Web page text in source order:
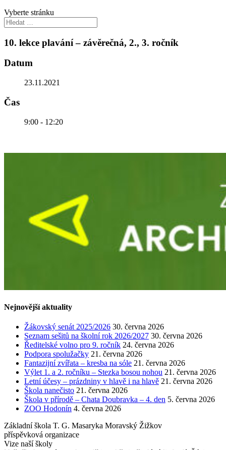
Vyberte stránku
10. lekce plavání – závěrečná, 2., 3. ročník
Datum
23.11.2021
Čas
9:00 - 12:20
Nejnovější aktuality
Žákovský senát 2025/2026 30. června 2026
Seznam sešitů na školní rok 2026/2027 30. června 2026
Ředitelské volno pro 9. ročník 24. června 2026
Podpora spolužačky 21. června 2026
Fantazijní zvířata – kresba na sóle 21. června 2026
Výlet 1. a 2. ročníku – Stezka bosou nohou 21. června 2026
Letní účesy – prázdniny v hlavě i na hlavě 21. června 2026
Škola nanečisto 21. června 2026
Škola v přírodě – Chata Doubravka – 4. den 5. června 2026
ZOO Hodonín 4. června 2026
Základní škola T. G. Masaryka Moravský Žižkov
příspěvková organizace
Vize naší školy